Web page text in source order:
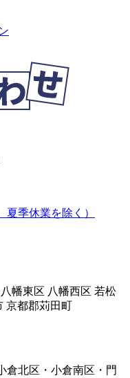
季休業を除く）
倉北区 ・ 小倉南区 ・ 門